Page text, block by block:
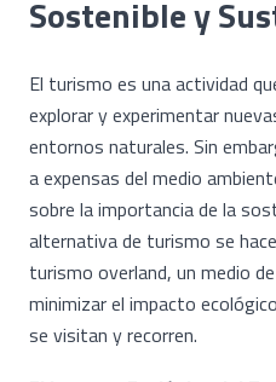
Sostenible y
El turismo es una actividad
explorar y experimentar
entornos naturales. Sin
a expensas del medio
sobre la importancia de la
alternativa de turismo se
turismo overland, un medio
minimizar el impacto
se visitan y recorren.